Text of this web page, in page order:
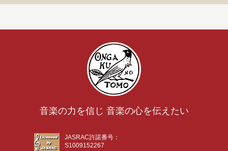
音楽の力を信じ 音楽の心を伝えたい
JASRAC許諾番号：
S1009152267